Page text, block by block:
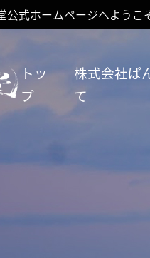
式ホームページへようこ
トッ
プ
株式会社ぱ
て